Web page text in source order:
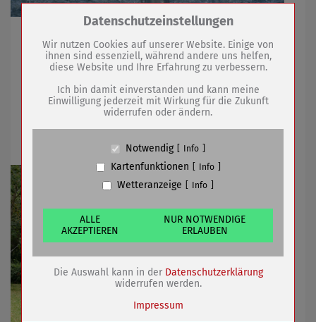
mehr
27.06.2025 mehr
Sommerkino am 27. Juni ist gesichert
Zum Betrieb der Seite notwendige Cookies /
Name
PHP Session Cookie
Anbieter
Eigentümer dieser Website (Wenko-
Wenselaar GmbH & Co. KG)
Absicherung Kontaktformular / SPAM
Cookiespeicherung Entscheidungscookie
Anbieter
Eigentümer dieser Website (Wenko-
Wenselaar GmbH & Co. KG)
Zweck
Speichert die Einstellungen der Besucher
bezüglich der Speicherung von Cookies.
Cookie Name
dywc
Cookie Laufzeit
1 Jahr
Datenschutzeinstellungen
Wir nutzen Cookies auf unserer Website. Einige von
ihnen sind essenziell, während andere uns helfen,
diese Website und Ihre Erfahrung zu verbessern.
Ich bin damit einverstanden und kann meine
Einwilligung jederzeit mit Wirkung für die Zukunft
widerrufen oder ändern.
Notwendig Info
Kartenfunktionen Info
Wetteranzeige Info
ALLE
AKZEPTIEREN
NUR NOTWENDIGE
ERLAUBEN
Die Auswahl kann in der Datenschutzerklärung
widerrufen werden.
Impressum